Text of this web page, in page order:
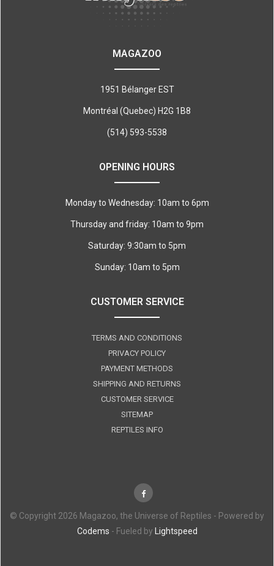
MAGAZOO
1951 Bélanger EST
Montréal (Quebec) H2G 1B8
(514) 593-5538
OPENING HOURS
Monday to Wednesday: 10am to 6pm
Thursday and friday: 10am to 9pm
Saturday: 9:30am to 5pm
Sunday: 10am to 5pm
CUSTOMER SERVICE
TERMS AND CONDITIONS
PRIVACY POLICY
PAYMENT METHODS
SHIPPING AND RETURNS
CUSTOMER SERVICE
SITEMAP
REPTILES INFO
© Copyright 2026 Magazoo, the Universe of Reptiles - Powered by
Codems - Fueled by Lightspeed